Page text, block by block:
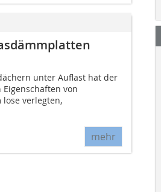
unter Auflast hat der
von
verlegten,
mehr